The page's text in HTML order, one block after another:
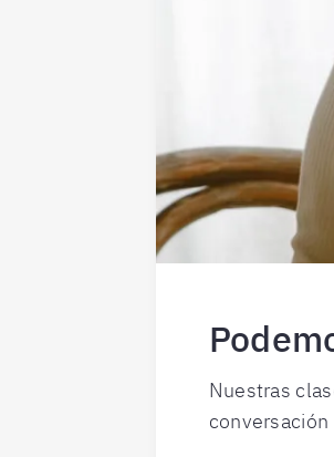
Nuestras